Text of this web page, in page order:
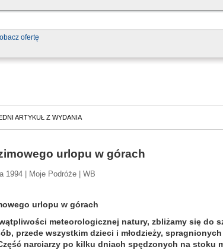
ofertę
ARTYKUŁ Z WYDANIA
urlopu w górach
1994 | Moje Podróże | WB
urlopu w górach
meteorologicznej natury, zbliżamy się do
przede wszystkim dzieci i młodzieży,
narciarzy po kilku dniach spędzonych na stoku